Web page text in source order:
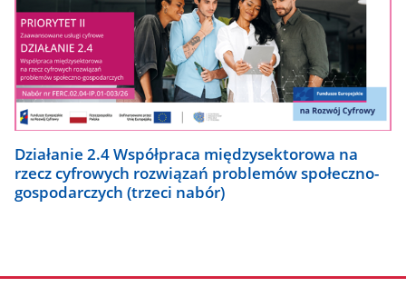
Działanie 2.4 Współpraca międzysektorowa na
rzecz cyfrowych rozwiązań problemów społeczno-
gospodarczych (trzeci nabór)